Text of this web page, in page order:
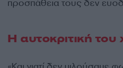
προσπάθεια τους δεν
Η αυτοκριτική